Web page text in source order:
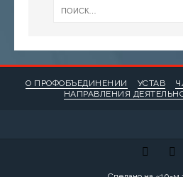
О ПРОФОБЪЕДИНЕНИИ УСТАВ
НАПРАВЛЕНИЯ